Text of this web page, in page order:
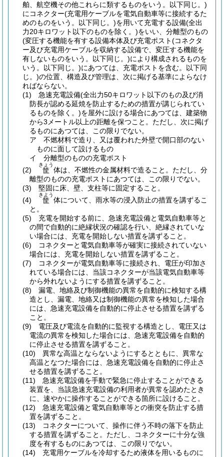
舶、航空機その他これらに類するものをいう。以下同じ。)
にコネクター(充電用ケーブルを電気自動車等に接続するた
めのものをいう。以下同じ。)を用いて充電する設備(全出
力20キロワット以下のものを除く。)をいい、分離型のもの
(変圧する機能を有する設備本体及び充電ポスト(コネクタ
ー及び充電用ケーブルを収納する設備で、変圧する機能を
有しないものをいう。以下同じ。)により構成されるものを
いう。以下同じ。)にあつては、充電ポストを含む。以下同
じ。)の位置、構造及び管理は、次に掲げる基準によらなけ
ればならない。
(1)
急速充電設備(全出力50キロワット以下のもの及び消
防長が認める延焼を防止するための措置が講じられてい
るものを除く。)を屋外に設ける場合にあつては、建築物
から3メートル以上の距離を保つこと。 ただし、次に掲げ
るものにあつては、この限りでない。
ア
不燃材料で造り、又は覆われた外壁で開口部のない
ものに面して設けるもの
イ
分離型のものの充電ポスト
(2)
筐
きょう
体は、不燃性の金属材料で造ること。 ただし、分
離型のものの充電ポストにあつては、この限りでない。
(3)
堅固に床、壁、支柱等に固定すること。
(4)
筐
きよう
体について、雨水等の浸入防止の措置を講ずるこ
と。
(5)
充電を開始する前に、急速充電設備と電気自動車等と
の間で自動的に絶縁状況の確認を行い、絶縁されていな
い場合には、充電を開始しない措置を講ずること。
(6)
コネクターと電気自動車等が確実に接続されていない
場合には、充電を開始しない措置を講ずること。
(7)
コネクターが電気自動車等に接続され、電圧が印加さ
れている場合には、当該コネクターが当該電気自動車等
から外れないようにする措置を講ずること。
(8)
漏電、地絡及び制御機能の異常を自動的に検知する構
造とし、漏電、地絡又は制御機能の異常を検知した場合
には、急速充電設備を自動的に停止させる措置を講ずる
こと。
(9)
電圧及び電流を自動的に監視する構造とし、電圧又は
電流の異常を検知した場合には、急速充電設備を自動的
に停止させる措置を講ずること。
(10)
異常な高温とならないようにするとともに、異常な
高温となつた場合には、急速充電設備を自動的に停止さ
せる措置を講ずること。
(11)
急速充電設備を手動で緊急に停止することができる
装置を、当該急速充電設備の利用者が異常を認めたとき
に、速やかに操作することができる箇所に設けること。
(12)
急速充電設備と電気自動車等との衝突を防止する措
置を講ずること。
(13)
コネクターについて、操作に伴う不時の落下を防止
する措置を講ずること。 ただし、コネクターに十分な強
度を有するものにあつては、この限りでない。
(14)
充電用ケーブルを冷却するため液体を用いるものに